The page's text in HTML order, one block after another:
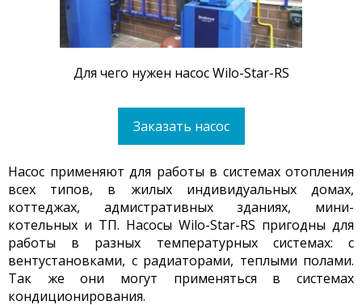
Для чего нужен насосWilo-Star-RS
Заказать насос
Насос применяют для работы в системах отопления
всех типов, в жилых индивидуальных домах,
коттеджах, адмистративных зданиях, мини-
котельных и ТП. Насосы Wilo-Star-RS пригодны для
работы в разных температурных системах: с
вентустановками, с радиаторами, теплыми полами.
Так же они могут применяться в системах
кондиционирования.